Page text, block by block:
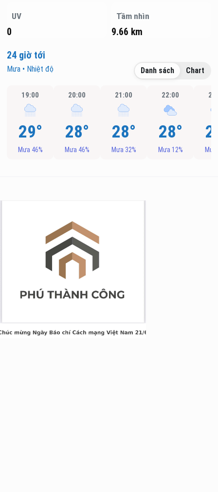
UV
0
Tầm nhìn
9.66 km
24 giờ tới
Mưa • Nhiệt độ Danh sách Chart
19:00
29°
Mưa 46%
20:00
28°
Mưa 46%
21:00
28°
Mưa 32%
22:00
28°
Mưa 12%